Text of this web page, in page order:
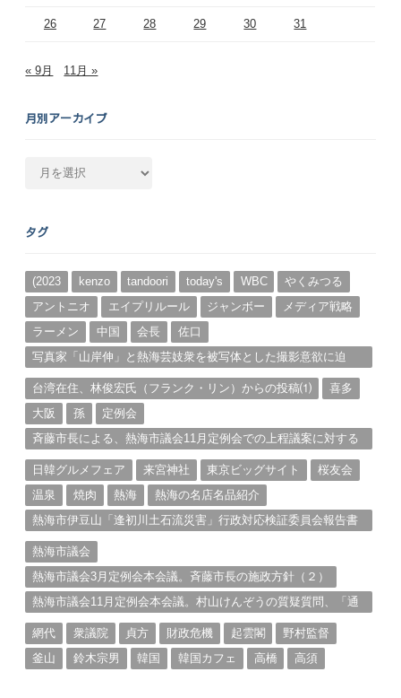
26 27 28 29 30 31
« 9月 11月 »
月別アーカイブ
カ
ブ
タグ
(2023 kenzo tandoori today's WBC
やくみつる
アントニオ
エイプリルール ジャンボー
メディア戦略
ラーメン
中国 会長
佐口
写真家「山岸伸」と熱海芸妓衆を被写体とした撮影意欲に迫
台湾在住、林俊宏氏（フランク・リン）からの投稿⑴
喜多
大阪
孫
定例会
斉藤市長による、熱海市議会11月定例会での上程議案に対する
日韓グルメフェア
来宮神社 東京ビッグサイト
桜友会
温泉
焼肉 熱海
熱海の名店名品紹介
熱海市伊豆山「逢初川土石流災害」行政対応検証委員会報告書
熱海市議会
熱海市議会3月定例会本会議。斉藤市長の施政方針（２）
熱海市議会11月定例会本会議。村山けんぞうの質疑質問、「通
網代
衆議院 貞方 財政危機 起雲閣
野村監督
釜山
鈴木宗男 韓国 韓国カフェ 高橋 高須